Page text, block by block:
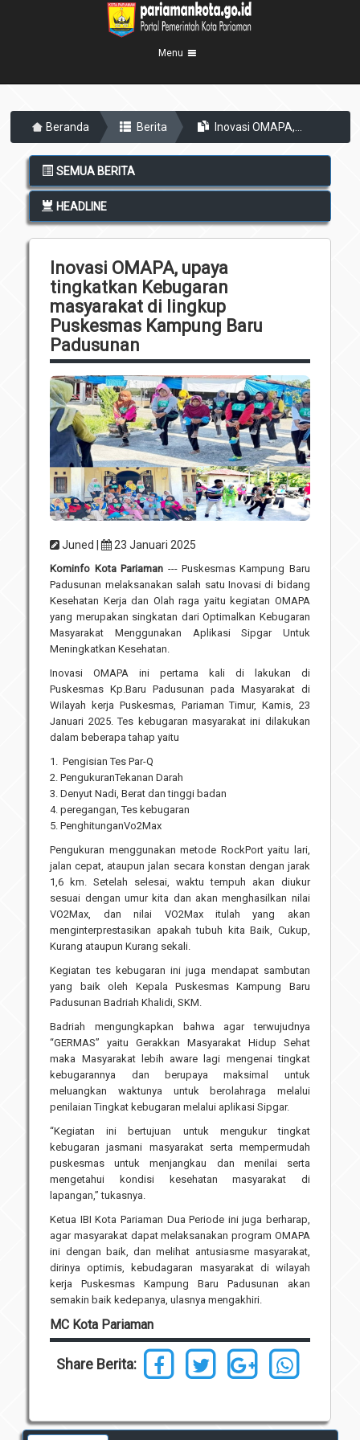
Menu
Profil Kota 5
Sejarah
Demografis
Geografis
Legislatif
Sekretariat Daerah
Kecamatan
Desa
Unit Pelaksana Teknis (UPT)
Transparansi
Informasi 6
Layanan
Agenda
Pengumuman
Infografis
Download
Penghargaan
Beranda Berita Inovasi OMAPA,...
SEMUA BERITA
HEADLINE
Inovasi OMAPA, upaya
tingkatkan Kebugaran
masyarakat di lingkup
Puskesmas Kampung Baru
Padusunan
Juned | 23 Januari 2025
Kominfo Kota Pariaman --- Puskesmas Kampung Baru
Padusunan melaksanakan salah satu Inovasi di bidang
Kesehatan Kerja dan Olah raga yaitu kegiatan OMAPA
yang merupakan singkatan dari Optimalkan Kebugaran
Masyarakat Menggunakan Aplikasi Sipgar Untuk
Meningkatkan Kesehatan.
Inovasi OMAPA ini pertama kali di lakukan di
Puskesmas Kp.Baru Padusunan pada Masyarakat di
Wilayah kerja Puskesmas, Pariaman Timur, Kamis, 23
Januari 2025. Tes kebugaran masyarakat ini dilakukan
dalam beberapa tahap yaitu
Pengisian Tes Par-Q
PengukuranTekanan Darah
Denyut Nadi, Berat dan tinggi badan
peregangan, Tes kebugaran
PenghitunganVo2Max
Pengukuran menggunakan metode RockPort yaitu lari,
jalan cepat, ataupun jalan secara konstan dengan jarak
1,6 km. Setelah selesai, waktu tempuh akan diukur
sesuai dengan umur kita dan akan menghasilkan nilai
VO2Max, dan nilai VO2Max itulah yang akan
menginterprestasikan apakah tubuh kita Baik, Cukup,
Kurang ataupun Kurang sekali.
Kegiatan tes kebugaran ini juga mendapat sambutan
yang baik oleh Kepala Puskesmas Kampung Baru
Padusunan Badriah Khalidi, SKM.
Badriah mengungkapkan bahwa agar terwujudnya
“GERMAS” yaitu Gerakkan Masyarakat Hidup Sehat
maka Masyarakat lebih aware lagi mengenai tingkat
kebugarannya dan berupaya maksimal untuk
meluangkan waktunya untuk berolahraga melalui
penilaian Tingkat kebugaran melalui aplikasi Sipgar.
“Kegiatan ini bertujuan untuk mengukur tingkat
kebugaran jasmani masyarakat serta mempermudah
puskesmas untuk menjangkau dan menilai serta
mengetahui kondisi kesehatan masyarakat di
lapangan,” tukasnya.
Ketua IBI Kota Pariaman Dua Periode ini juga berharap,
agar masyarakat dapat melaksanakan program OMAPA
ini dengan baik, dan melihat antusiasme masyarakat,
dirinya optimis, kebudagaran masyarakat di wilayah
kerja Puskesmas Kampung Baru Padusunan akan
semakin baik kedepanya, ulasnya mengakhiri.
MC Kota Pariaman
Share Berita: